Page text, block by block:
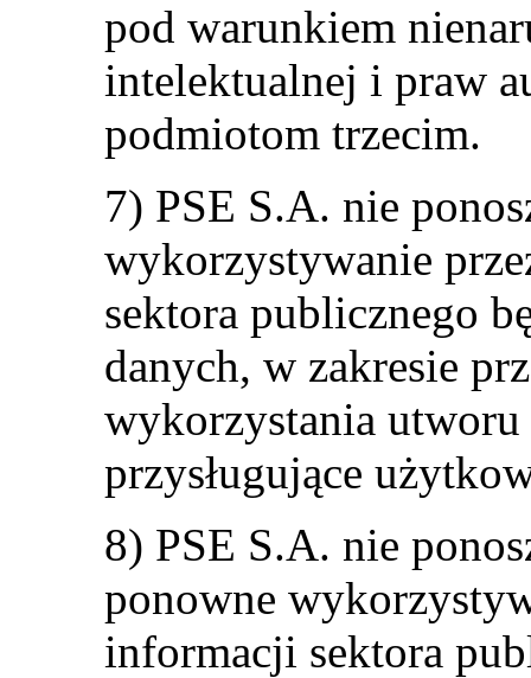
pod warunkiem
intelektualnej i praw
podmiotom trzecim.
7) PSE S.A. nie
wykorzystywanie
sektora publicznego
danych, w zakresie
wykorzystania
przysługujące
8) PSE S.A. nie
ponowne
informacji sektora